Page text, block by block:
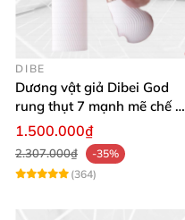
DIBE
Dương vật giả Dibei God
rung thụt 7 mạnh mẽ chế độ
tỏa nhiệt
1.500.000₫
2.307.000₫
-35%
(364)